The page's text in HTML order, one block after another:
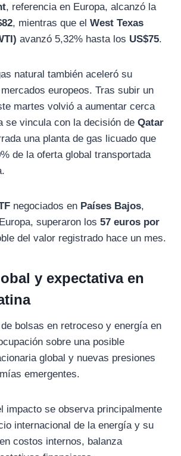
, referencia en Europa, alcanzó la
, mientras que el West Texas
avanzó 5,32% hasta los US$75.
natural también aceleró su
europeos. Tras subir un
martes volvió a aumentar cerca
se vincula con la decisión de Qatar
una planta de gas licuado que
de la oferta global transportada
negociados en Países Bajos,
superaron los 57 euros por
del valor registrado hace un mes.
y expectativa en
bolsas en retroceso y energía en
sobre una posible
global y nuevas presiones
emergentes.
impacto se observa principalmente
internacional de la energía y su
costos internos, balanza